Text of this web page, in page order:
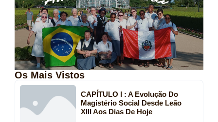
Os Mais Vistos
CAPÍTULO I : A Evolução Do
Magistério Social Desde Leão
XIII Aos Dias De Hoje